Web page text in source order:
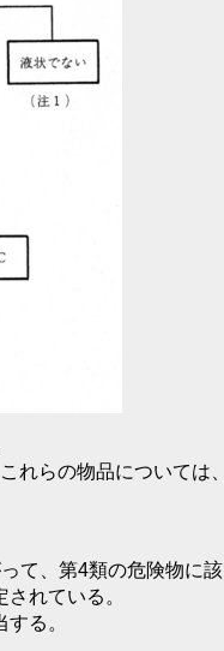
らの物品について
、第4類の危険物に該
れている。
る。